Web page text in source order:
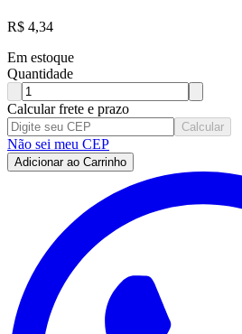
R$ 4,34
Em estoque
Quantidade
Calcular frete e prazo
Calcular
Não sei meu CEP
Adicionar ao Carrinho